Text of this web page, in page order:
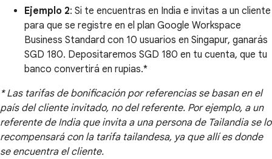
Ejemplo 2: Si te encuentras en India e invitas a un cliente
para que se registre en el plan Google Workspace
Business Standard con 10 usuarios en Singapur, ganarás
SGD 180. Depositaremos SGD 180 en tu cuenta, que tu
banco convertirá en rupias.*
* Las tarifas de bonificación por referencias se basan en el
país del cliente invitado, no del referente. Por ejemplo, a un
referente de India que invita a una persona de Tailandia se lo
recompensará con la tarifa tailandesa, ya que allí es donde
se encuentra el cliente.